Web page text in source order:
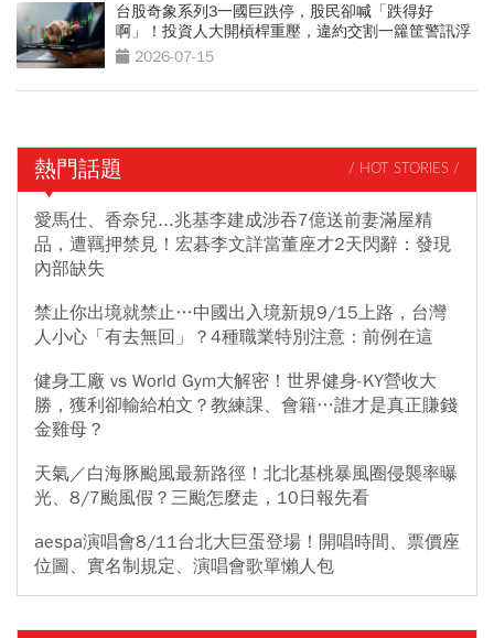
台股奇象系列3一國巨跌停，股民卻喊「跌得好
啊」！投資人大開槓桿重壓，違約交割一籮筐警訊浮
現 2026-07-15
熱門話題 / HOT STORIES /
愛馬仕、香奈兒...兆基李建成涉吞7億送前妻滿屋精
品，遭羈押禁見！宏碁李文詳當董座才2天閃辭：發現
內部缺失
禁止你出境就禁止…中國出入境新規9/15上路，台灣
人小心「有去無回」？4種職業特別注意：前例在這
健身工廠 vs World Gym大解密！世界健身-KY營收大
勝，獲利卻輸給柏文？教練課、會籍…誰才是真正賺錢
金雞母？
天氣／白海豚颱風最新路徑！北北基桃暴風圈侵襲率曝
光、8/7颱風假？三颱怎麼走，10日報先看
aespa演唱會8/11台北大巨蛋登場！開唱時間、票價座
位圖、實名制規定、演唱會歌單懶人包